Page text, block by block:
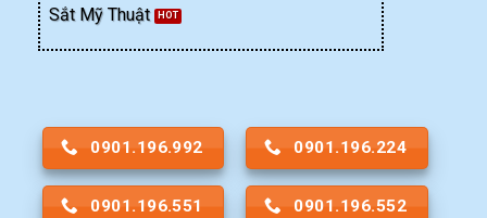
Sắt Mỹ Thuật
0901.196.992 0901.196.224
0901.196.551 0901.196.552